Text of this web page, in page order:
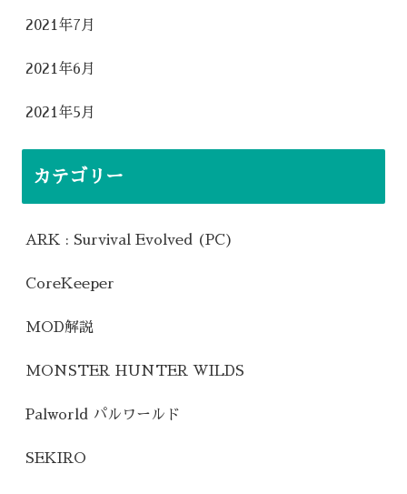
2021年7月
2021年6月
2021年5月
カテゴリー
ARK : Survival Evolved (PC)
CoreKeeper
MOD解説
MONSTER HUNTER WILDS
Palworld パルワールド
SEKIRO